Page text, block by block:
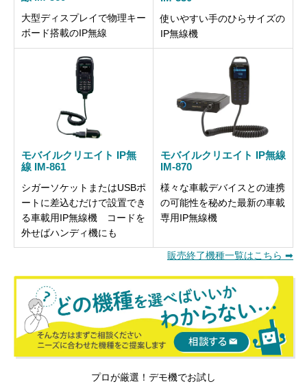
大型ディスプレイで物理キー
ボード搭載のIP無線
使いやすい手のひらサイズの
IP無線機
モバイルクリエイト IP無
線 IM-861
シガーソケットまたはUSBポ
ートに差込むだけで設置でき
る車載用IP無線機 コードを
外せばハンディ機にも
モバイルクリエイト IP無線
IM-870
様々な車載デバイスとの連携
の可能性を秘めた最新の車載
専用IP無線機
販売終了機種一覧はこちら ➡
プロが厳選！デモ機でお試し